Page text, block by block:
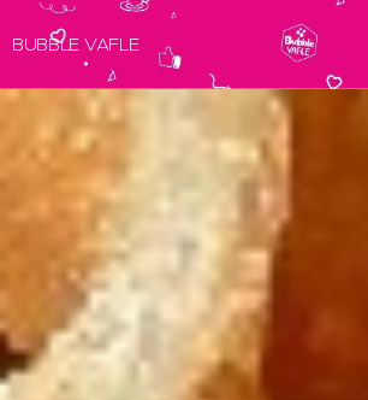
BUBBLE VAFLE